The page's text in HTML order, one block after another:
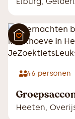
46 personen
Heeten,